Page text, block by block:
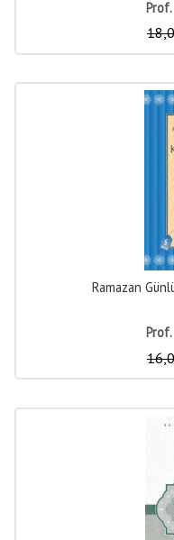
18
Ramazan
16